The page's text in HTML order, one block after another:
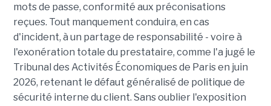
mots de passe, conformité aux préconisations
reçues. Tout manquement conduira, en cas
d'incident, à un partage de responsabilité - voire à
l'exonération totale du prestataire, comme l'a jugé le
Tribunal des Activités Économiques de Paris en juin
2026, retenant le défaut généralisé de politique de
sécurité interne du client. Sans oublier l'exposition